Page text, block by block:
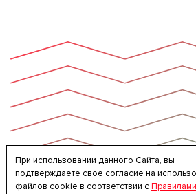
При использовании данного Сайта, вы
подтверждаете свое согласие на
файлов cookie в соответствии сПравилами